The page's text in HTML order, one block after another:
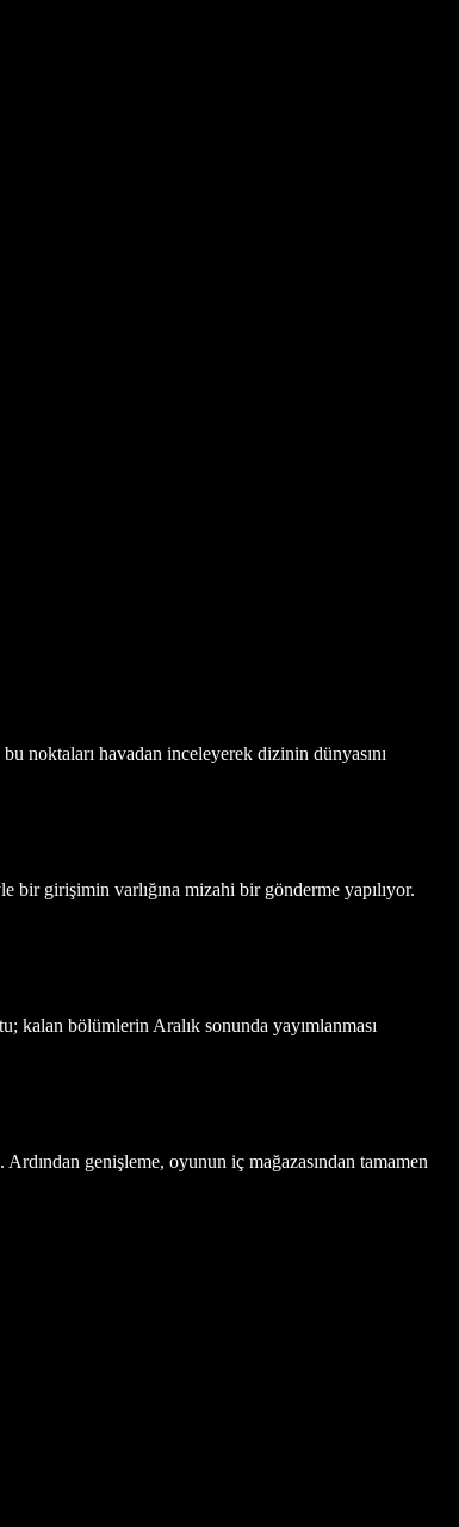
noktaları havadan inceleyerek dizinin dünyasını
girişimin varlığına mizahi bir gönderme yapılıyor.
kalan bölümlerin Aralık sonunda yayımlanması
genişleme, oyunun iç mağazasından tamamen